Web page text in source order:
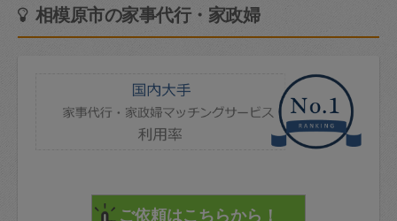
相模原市の家事代行・家政婦